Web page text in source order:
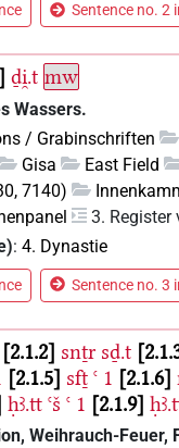
Sentence no. 2
ḏi̯.t mw
Wassers.
/ Grabinschriften
Gisa East Field
7140)
3. Register
: 4. Dynastie
Sentence no. 3
2.1.2 snṯr sḏ.t
2.1.5 sfṯ ꜥ 1 2.1.6
ḥꜣ.tt ꜥš ꜥ 1 2.1.9
Weihrauch-Feuer,